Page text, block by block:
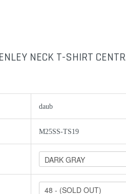
NECK T-SHIRT
daub
M25SS-TS19